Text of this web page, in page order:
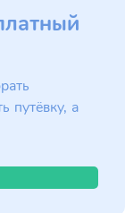
путёвку, а